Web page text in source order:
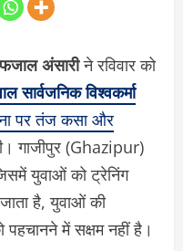
अंसारीने रविवार को
सार्वजनिक विश्वकर्मा
पर तंज कसा और
गाजीपुर (Ghazipur)
युवाओं को ट्रेनिंग
है, युवाओं की
पहचानने में सक्षम नहीं है।